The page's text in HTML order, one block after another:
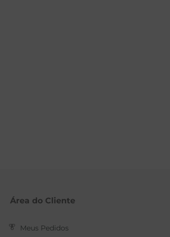
Área do Cliente
Meus Pedidos